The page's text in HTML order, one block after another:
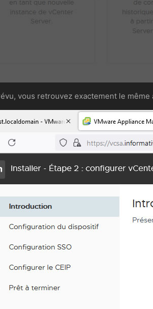
vous retrouvez exactement le